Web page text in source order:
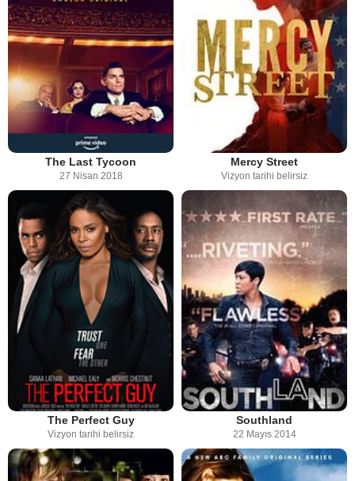
The Last Tycoon
27 Nisan 2018
Mercy Street
Vizyon tarihi belirsiz
The Perfect Guy
Vizyon tarihi belirsiz
Southland
22 Mayıs 2014